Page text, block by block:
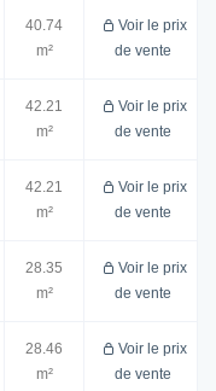
40.74
m²
Voir le prix
de vente
42.21
m²
Voir le prix
de vente
42.21
m²
Voir le prix
de vente
28.35
m²
Voir le prix
de vente
28.46
m²
Voir le prix
de vente